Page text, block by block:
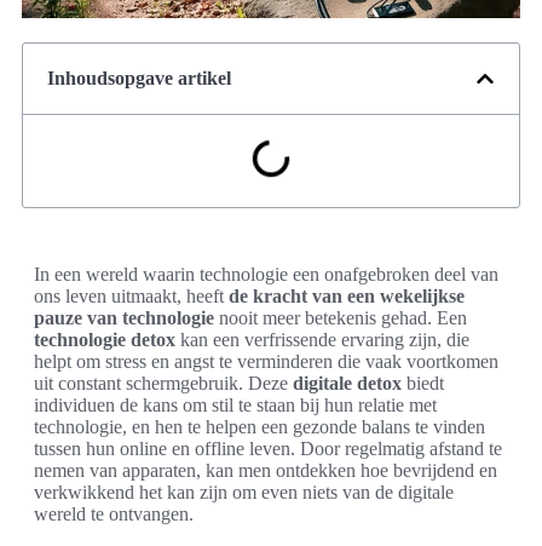
Inhoudsopgave artikel
In een wereld waarin technologie een onafgebroken deel van
ons leven uitmaakt, heeft de kracht van een wekelijkse
pauze van technologie nooit meer betekenis gehad. Een
technologie detox kan een verfrissende ervaring zijn, die
helpt om stress en angst te verminderen die vaak voortkomen
uit constant schermgebruik. Deze digitale detox biedt
individuen de kans om stil te staan bij hun relatie met
technologie, en hen te helpen een gezonde balans te vinden
tussen hun online en offline leven. Door regelmatig afstand te
nemen van apparaten, kan men ontdekken hoe bevrijdend en
verkwikkend het kan zijn om even niets van de digitale
wereld te ontvangen.